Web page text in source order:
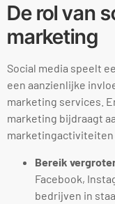
De rol van
marketing
Social media speelt
een aanzienlijke
marketing services.
marketing bijdraagt
marketingactiviteiten
Bereik
Facebook,
bedrijven in